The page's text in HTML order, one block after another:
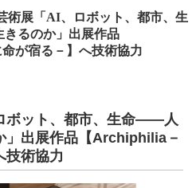
術展「AI、ロボット、都市、生
るのか」出展作品
が宿る－】へ技術協力
ボット、都市、生命――人
」出展作品【Archiphilia－
技術協力